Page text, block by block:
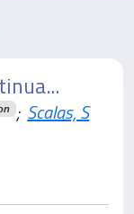
; Scalas, S